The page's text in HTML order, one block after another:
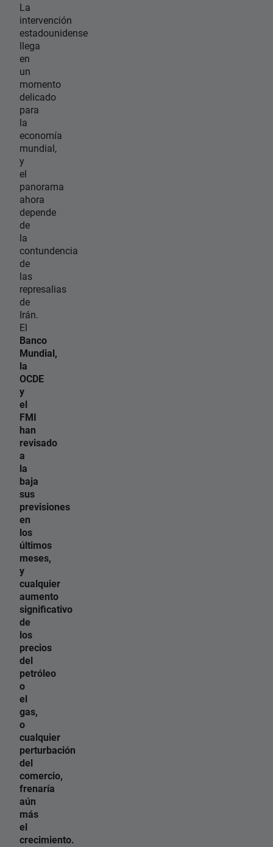
La
intervención
estadounidense
llega
en
un
momento
delicado
para
la
economía
mundial,
y
el
panorama
ahora
depende
de
la
contundencia
de
las
represalias
de
Irán.
El
Banco
Mundial,
la
OCDE
y
el
FMI
han
revisado
a
la
baja
sus
previsiones
en
los
últimos
meses,
y
cualquier
aumento
significativo
de
los
precios
del
petróleo
o
el
gas,
o
cualquier
perturbación
del
comercio,
frenaría
aún
más
el
crecimiento.